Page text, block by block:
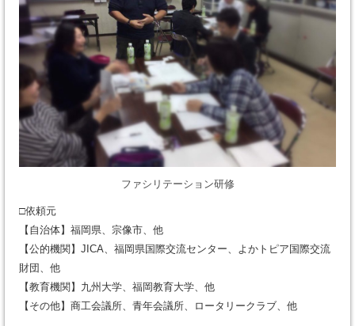
ファシリテーション研修
□依頼元
【自治体】福岡県、宗像市、他
【公的機関】JICA、福岡県国際交流センター、よかトピア国際交流
財団、他
【教育機関】九州大学、福岡教育大学、他
【その他】商工会議所、青年会議所、ロータリークラブ、他